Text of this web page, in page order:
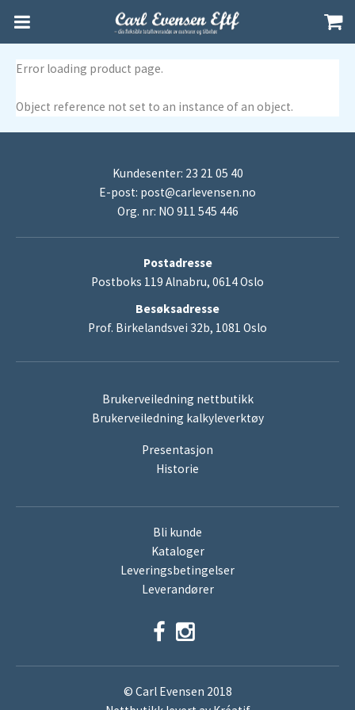
Error loading product page.
Object reference not set to an instance of an object.
Kundesenter: 23 21 05 40
E-post: post@carlevensen.no
Org. nr: NO 911 545 446
Postadresse
Postboks 119 Alnabru, 0614 Oslo
Besøksadresse
Prof. Birkelandsvei 32b, 1081 Oslo
Brukerveiledning nettbutikk
Brukerveiledning kalkyleverktøy
Presentasjon
Historie
Bli kunde
Kataloger
Leveringsbetingelser
Leverandører
© Carl Evensen 2018